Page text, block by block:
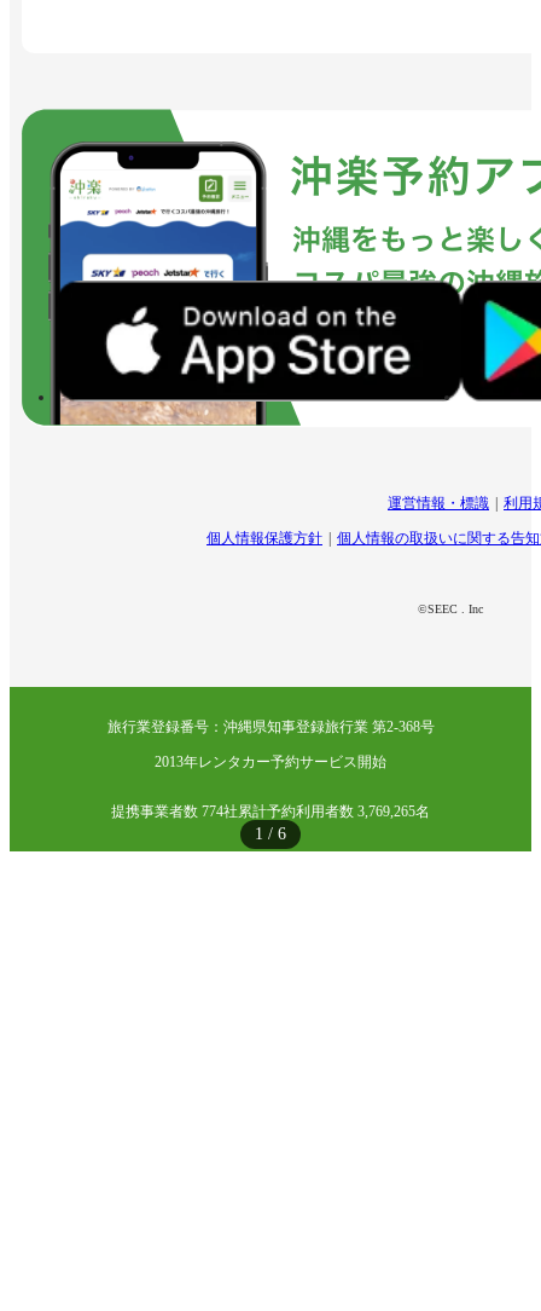
1 / 6
運営情報・標識 利用
個人情報保護方針 個人情報の取扱いに関する告
©SEEC . Inc
旅行業登録番号：沖縄県知事登録旅行業 第2-368号
2013年レンタカー予約サービス開始
提携事業者数 774社累計予約利用者数 3,769,265名